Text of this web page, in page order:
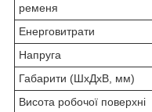
ременя
Енерговитрати
Напруга
Габарити (ШхДхВ, мм)
Висота робочої поверхні